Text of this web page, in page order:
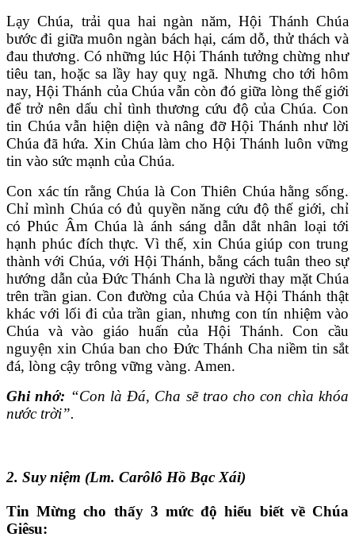
Lạy Chúa, trải qua hai ngàn năm, Hội Thánh Chúa
bước đi giữa muôn ngàn bách hại, cám dỗ, thử thách và
đau thương. Có những lúc Hội Thánh tưởng chừng như
tiêu tan, hoặc sa lầy hay quỵ ngã. Nhưng cho tới hôm
nay, Hội Thánh của Chúa vẫn còn đó giữa lòng thế giới
để trở nên dấu chỉ tình thương cứu độ của Chúa. Con
tin Chúa vẫn hiện diện và nâng đỡ Hội Thánh như lời
Chúa đã hứa. Xin Chúa làm cho Hội Thánh luôn vững
tin vào sức mạnh của Chúa.
Con xác tín rằng Chúa là Con Thiên Chúa hằng sống.
Chỉ mình Chúa có đủ quyền năng cứu độ thế giới, chỉ
có Phúc Âm Chúa là ánh sáng dẫn dắt nhân loại tới
hạnh phúc đích thực. Vì thế, xin Chúa giúp con trung
thành với Chúa, với Hội Thánh, bằng cách tuân theo sự
hướng dẫn của Đức Thánh Cha là người thay mặt Chúa
trên trần gian. Con đường của Chúa và Hội Thánh thật
khác với lối đi của trần gian, nhưng con tín nhiệm vào
Chúa và vào giáo huấn của Hội Thánh. Con cầu
nguyện xin Chúa ban cho Đức Thánh Cha niềm tin sắt
đá, lòng cậy trông vững vàng. Amen.
Ghi nhớ: “Con là Ðá, Cha sẽ trao cho con chìa khóa
nước trời”.
2. Suy niệm (Lm. Carôlô Hồ Bạc Xái)
Tin Mừng cho thấy 3 mức độ hiểu biết về Chúa
Giêsu: